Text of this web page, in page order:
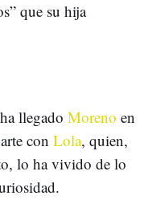
que su hija
llegado Moreno en
con Lola, quien,
lo ha vivido de lo